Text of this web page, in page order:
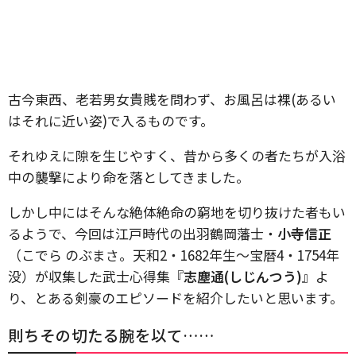
古今東西、老若男女貴賎を問わず、お風呂は裸(あるい
はそれに近い姿)で入るものです。
それゆえに隙を生じやすく、昔から多くの者たちが入浴
中の襲撃により命を落としてきました。
しかし中にはそんな絶体絶命の窮地を切り抜けた者もい
るようで、今回は江戸時代の出羽鶴岡藩士・ 小寺信正
（こでら のぶまさ。天和2・1682年生～宝暦4・1754年
没）が収集した武士心得集『志塵通(しじんつう)』よ
り、とある剣豪のエピソードを紹介したいと思います。
則ちその切たる腕を以て……